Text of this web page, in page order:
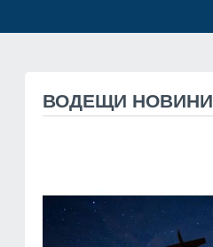
ВОДЕЩИ НОВИНИ